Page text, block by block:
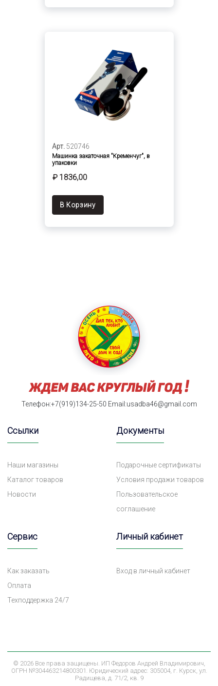
Арт. 520746
Машинка закаточная "Кременчуг", в
упаковки
₽ 1836,00
В Корзину
Телефон:+7(919)134-25-50 Email:usadba46@gmail.com
Ссылки
Наши магазины
Каталог товаров
Новости
Документы
Подарочные сертификаты
Условия продажи товаров
Пользовательское
соглашение
Сервис
Как заказать
Оплата
Техподдержка 24/7
Личный кабинет
Вход в личный кабинет
© 2026 Все права защищены. ИП Федоров Андрей Владимирович,
ОГРН №304463214800301. Юридический адрес: 305004, г. Курск, ул.
Радищева, д. 71/2, кв. 9